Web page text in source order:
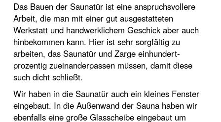
Das Bauen der Saunatür ist eine anspruchsvollere
Arbeit, die man mit einer gut ausgestatteten
Werkstatt und handwerklichem Geschick aber auch
hinbekommen kann. Hier ist sehr sorgfältig zu
arbeiten, das Saunatür und Zarge einhundert-
prozentig zueinanderpassen müssen, damit diese
such dicht schließt.
Wir haben in die Saunatür auch ein kleines Fenster
eingebaut. In die Außenwand der Sauna haben wir
ebenfalls eine große Glasscheibe eingebaut um